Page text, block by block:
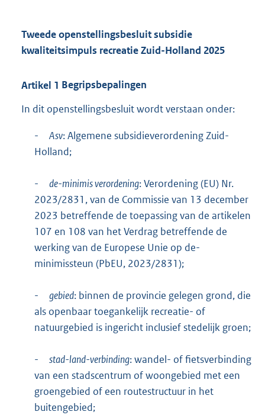
Tweede openstellingsbesluit subsidie
kwaliteitsimpuls recreatie Zuid-Holland 2025
Artikel 1 Begripsbepalingen
In dit openstellingsbesluit wordt verstaan onder:
- Asv: Algemene subsidieverordening Zuid-
Holland;
- de-minimis verordening: Verordening (EU) Nr.
2023/2831, van de Commissie van 13 december
2023 betreffende de toepassing van de artikelen
107 en 108 van het Verdrag betreffende de
werking van de Europese Unie op de-
minimissteun (PbEU, 2023/2831);
- gebied: binnen de provincie gelegen grond, die
als openbaar toegankelijk recreatie- of
natuurgebied is ingericht inclusief stedelijk groen;
- stad-land-verbinding: wandel- of fietsverbinding
van een stadscentrum of woongebied met een
groengebied of een routestructuur in het
buitengebied;